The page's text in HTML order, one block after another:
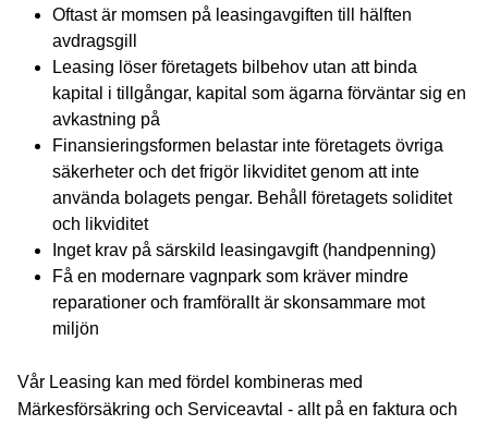
Oftast är momsen på leasingavgiften till hälften
avdragsgill
Leasing löser företagets bilbehov utan att binda
kapital i tillgångar, kapital som ägarna förväntar sig en
avkastning på
Finansieringsformen belastar inte företagets övriga
säkerheter och det frigör likviditet genom att inte
använda bolagets pengar. Behåll företagets soliditet
och likviditet
Inget krav på särskild leasingavgift (handpenning)
Få en modernare vagnpark som kräver mindre
reparationer och framförallt är skonsammare mot
miljön
Vår Leasing kan med fördel kombineras med
Märkesförsäkring och Serviceavtal - allt på en faktura och